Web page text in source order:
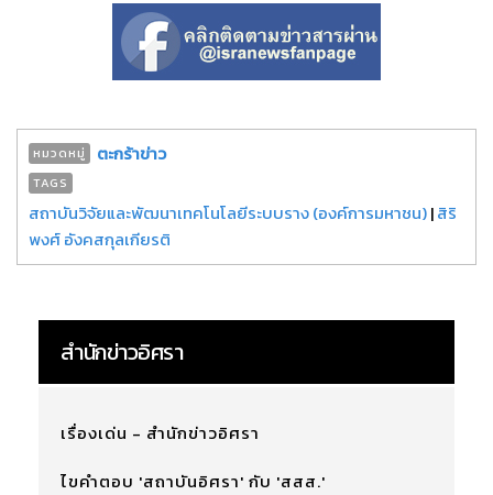
หมวดหมู่ ตะกร้าข่าว
TAGS
สถาบันวิจัยและพัฒนาเทคโนโลยีระบบราง (องค์การมหาชน)|สิริ
พงศ์ อังคสกุลเกียรติ
สำนักข่าวอิศรา
เรื่องเด่น - สำนักข่าวอิศรา
ไขคำตอบ 'สถาบันอิศรา' กับ 'สสส.'